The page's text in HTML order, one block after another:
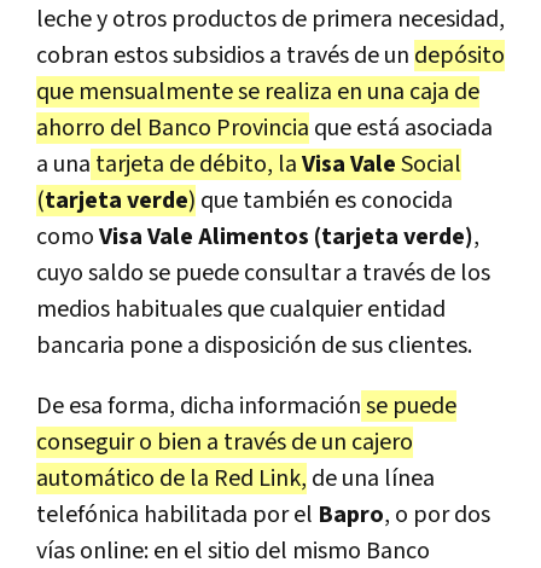
leche y otros productos de primera necesidad,
cobran estos subsidios a través de un depósito
que mensualmente se realiza en una caja de
ahorro del Banco Provincia que está asociada
a una tarjeta de débito, laVisa ValeSocial
(tarjeta verde) que también es conocida
comoVisa Vale Alimentos (tarjeta verde),
cuyo saldo se puede consultar a través de los
medios habituales que cualquier entidad
bancaria pone a disposición de sus clientes.
De esa forma, dicha informaciónse puede
conseguir o bien a través de un cajero
automático de la Red Link, de una línea
telefónica habilitada por el Bapro, o por dos
vías online: en el sitio del mismo Banco